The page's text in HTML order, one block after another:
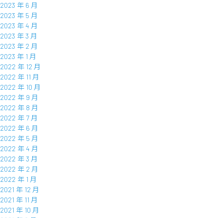
2023 年 6 月
2023 年 5 月
2023 年 4 月
2023 年 3 月
2023 年 2 月
2023 年 1 月
2022 年 12 月
2022 年 11 月
2022 年 10 月
2022 年 9 月
2022 年 8 月
2022 年 7 月
2022 年 6 月
2022 年 5 月
2022 年 4 月
2022 年 3 月
2022 年 2 月
2022 年 1 月
2021 年 12 月
2021 年 11 月
2021 年 10 月